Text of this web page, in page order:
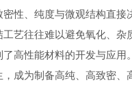
性、纯度与微观结构直接
艺往往难以避免氧化、杂
了高性能材料的开发与应用
成为制备高纯、高致密、